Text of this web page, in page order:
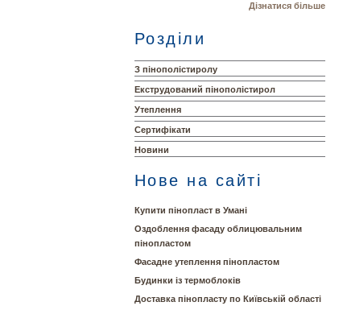
Дізнатися більше
Розділи
З пінополістиролу
Екструдований пінополістирол
Утеплення
Сертифікати
Новини
Нове на сайті
Купити пінопласт в Умані
Оздоблення фасаду облицювальним
пінопластом
Фасадне утеплення пінопластом
Будинки із термоблоків
Доставка пінопласту по Київській області